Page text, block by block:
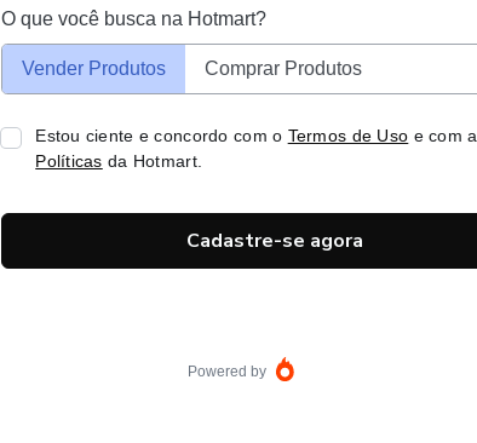
O que você busca na Hotmart?
Vender Produtos Comprar Produtos
Estou ciente e concordo com o Termos de Uso e com a
Políticas da Hotmart.
Cadastre-se agora
Powered by